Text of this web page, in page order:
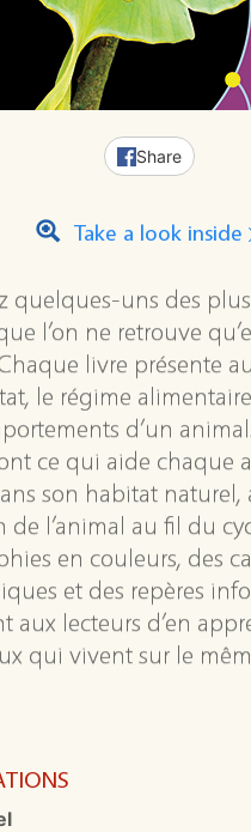
Share
Take a look inside
quelques-uns des
l’on ne retrouve
livre présente
le régime
d’un
ce qui aide chaque
son habitat naturel,
de l’animal au fil du
en couleurs, des
et des repères
aux lecteurs d’en
qui vivent sur le